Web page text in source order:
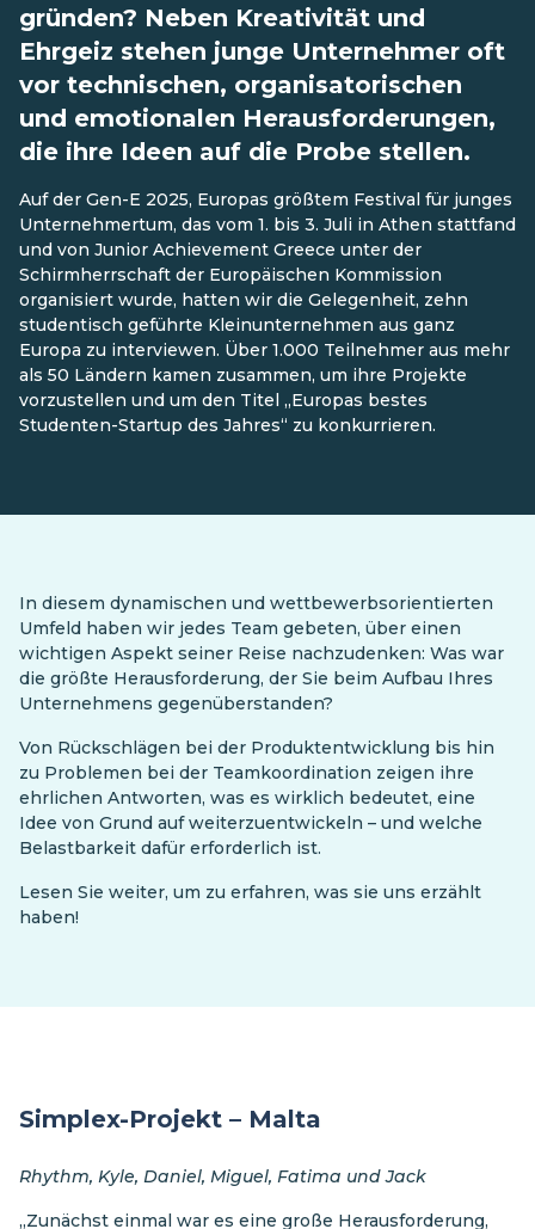
gründen? Neben Kreativität und
Ehrgeiz stehen junge Unternehmer oft
vor technischen, organisatorischen
und emotionalen Herausforderungen,
die ihre Ideen auf die Probe stellen.
Auf der Gen-E 2025, Europas größtem Festival für junges
Unternehmertum, das vom 1. bis 3. Juli in Athen stattfand
und von Junior Achievement Greece unter der
Schirmherrschaft der Europäischen Kommission
organisiert wurde, hatten wir die Gelegenheit, zehn
studentisch geführte Kleinunternehmen aus ganz
Europa zu interviewen. Über 1.000 Teilnehmer aus mehr
als 50 Ländern kamen zusammen, um ihre Projekte
vorzustellen und um den Titel „Europas bestes
Studenten-Startup des Jahres“ zu konkurrieren.
In diesem dynamischen und wettbewerbsorientierten
Umfeld haben wir jedes Team gebeten, über einen
wichtigen Aspekt seiner Reise nachzudenken: Was war
die größte Herausforderung, der Sie beim Aufbau Ihres
Unternehmens gegenüberstanden?
Von Rückschlägen bei der Produktentwicklung bis hin
zu Problemen bei der Teamkoordination zeigen ihre
ehrlichen Antworten, was es wirklich bedeutet, eine
Idee von Grund auf weiterzuentwickeln – und welche
Belastbarkeit dafür erforderlich ist.
Lesen Sie weiter, um zu erfahren, was sie uns erzählt
haben!
Simplex-Projekt – Malta
Rhythm, Kyle, Daniel, Miguel, Fatima und Jack
„Zunächst einmal war es eine große Herausforderung,